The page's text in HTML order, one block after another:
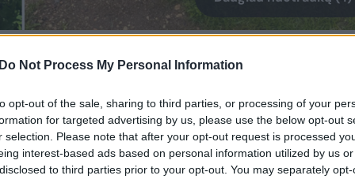
Do Not Process My Personal Information
opt-out of the sale, sharing to third parties, or processing of your
for targeted advertising by us, please use the below opt-out
selection. Please note that after your opt-out request is processed
interest-based ads based on personal information utilized by us
to third parties prior to your opt-out. You may separately
„Mes duomenų netikriname –
mandagiai pasiunčia atgal: „Tikrinti